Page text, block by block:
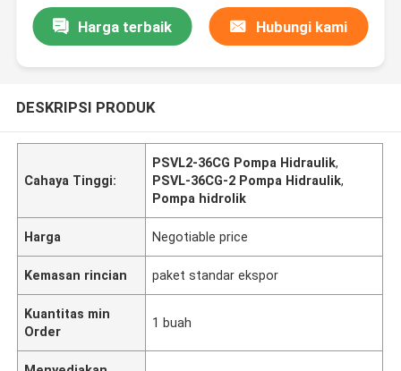
Harga terbaik Hubungi kami
DESKRIPSI PRODUK
Cahaya Tinggi:
PSVL2-36CG Pompa Hidraulik,
PSVL-36CG-2 Pompa Hidraulik,
Pompa hidrolik
Harga Negotiable price
Kemasan rincian paket standar ekspor
Kuantitas min
Order
1 buah